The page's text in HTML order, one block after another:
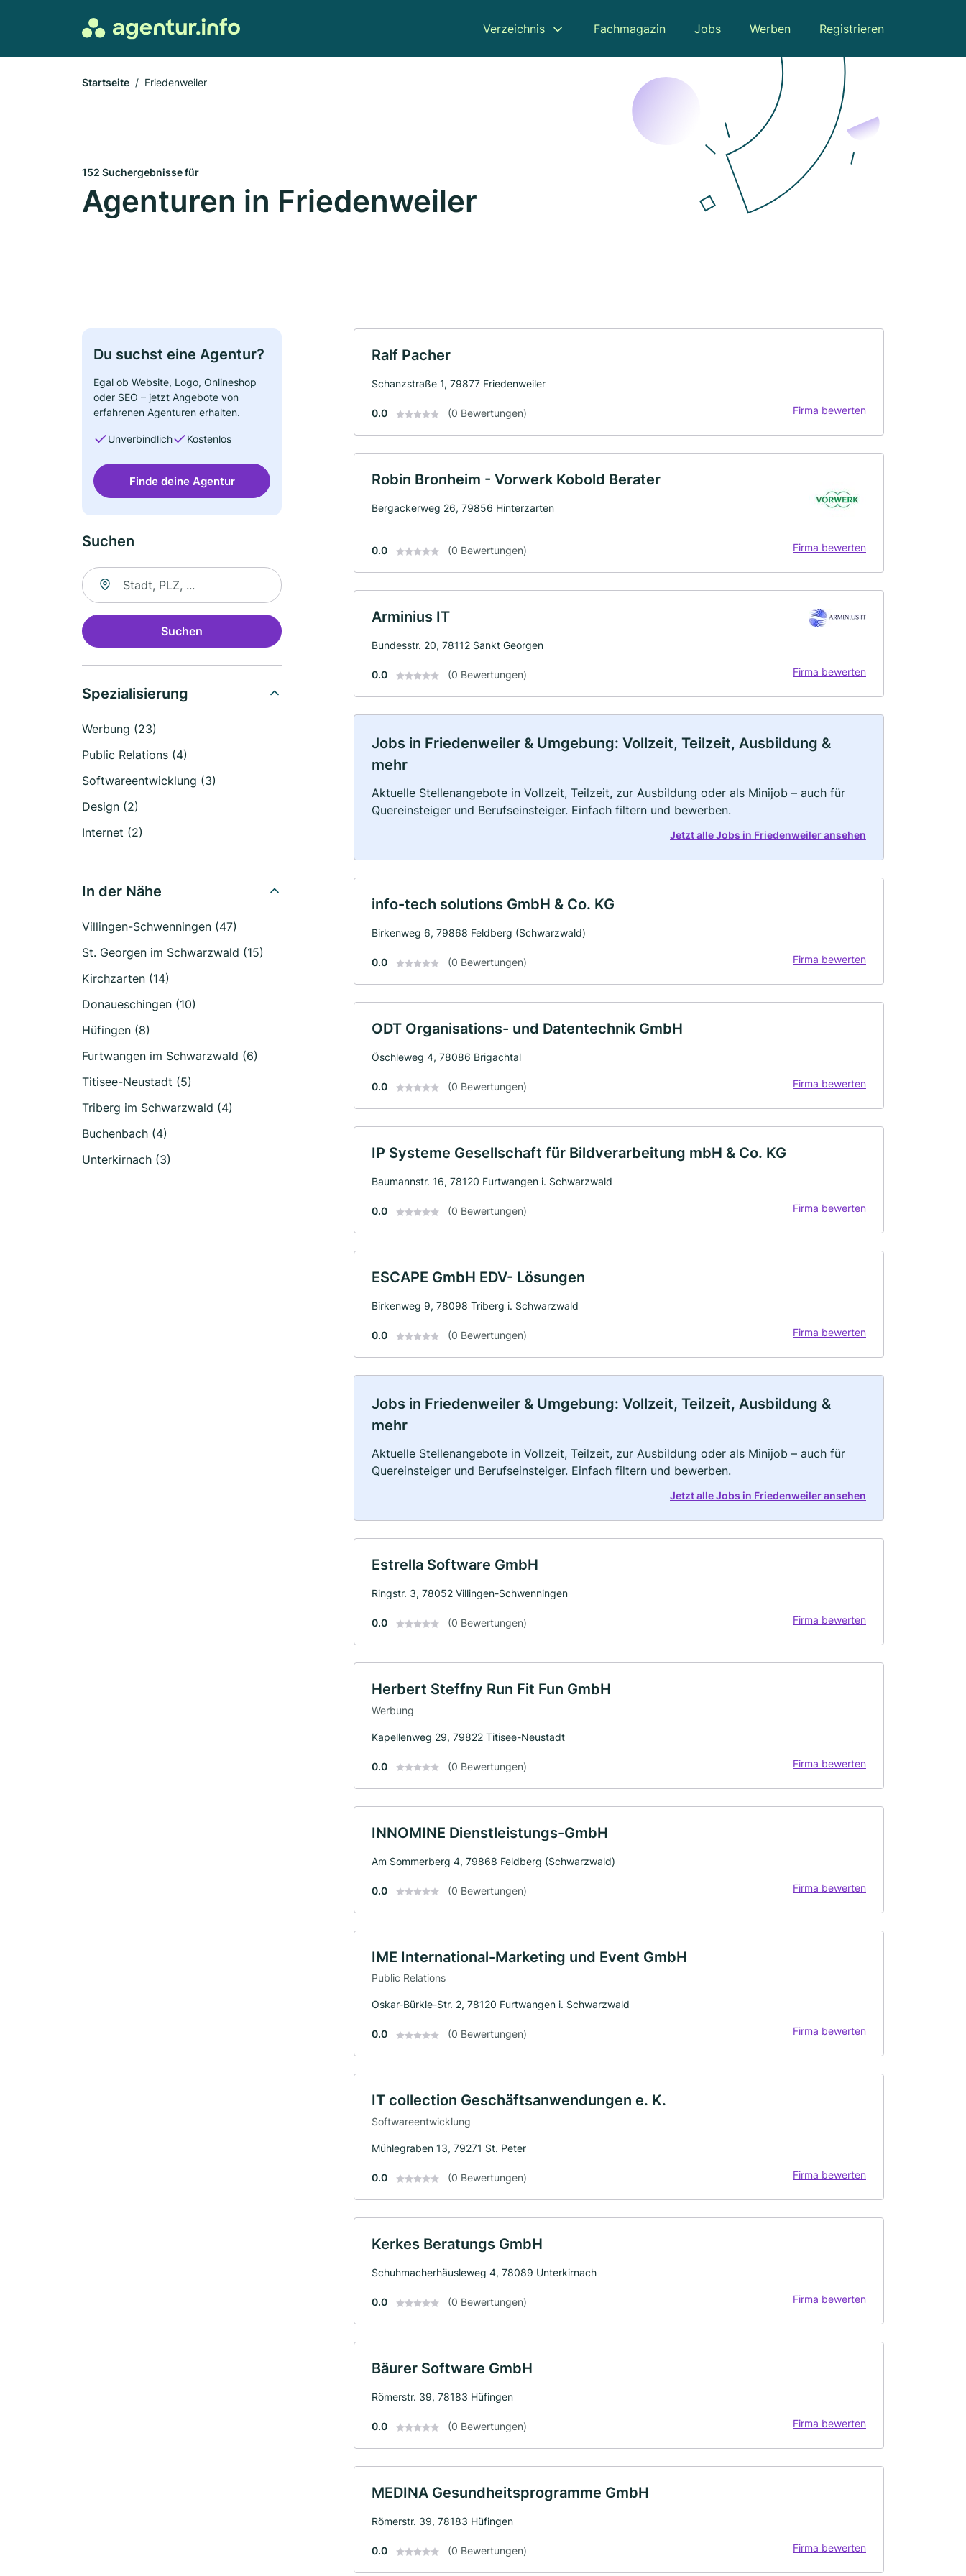
Verzeichnis Fachmagazin Jobs Werben Registrieren
Startseite Friedenweiler
152 Suchergebnisse für
Agenturen in Friedenweiler
Du suchst eine Agentur?
Egal ob Website, Logo, Onlineshop
oder SEO – jetzt Angebote von
erfahrenen Agenturen erhalten.
Unverbindlich Kostenlos
Finde deine Agentur
Suchen
Suche nach Ort
Suchen
Spezialisierung
Werbung (23)
Public Relations (4)
Softwareentwicklung (3)
Design (2)
Internet (2)
In der Nähe
Villingen-Schwenningen (47)
St. Georgen im Schwarzwald (15)
Kirchzarten (14)
Donaueschingen (10)
Hüfingen (8)
Furtwangen im Schwarzwald (6)
Titisee-Neustadt (5)
Triberg im Schwarzwald (4)
Buchenbach (4)
Unterkirnach (3)
Ralf Pacher
Schanzstraße 1, 79877 Friedenweiler
0.0 (0 Bewertungen) Firma bewerten
Robin Bronheim - Vorwerk Kobold Berater
Bergackerweg 26, 79856 Hinterzarten
0.0 (0 Bewertungen) Firma bewerten
Arminius IT
Bundesstr. 20, 78112 Sankt Georgen
0.0 (0 Bewertungen) Firma bewerten
Jobs in Friedenweiler & Umgebung: Vollzeit, Teilzeit, Ausbildung &
mehr
Aktuelle Stellenangebote in Vollzeit, Teilzeit, zur Ausbildung oder als Minijob – auch für
Quereinsteiger und Berufseinsteiger. Einfach filtern und bewerben.
Jetzt alle Jobs in Friedenweiler ansehen
info-tech solutions GmbH & Co. KG
Birkenweg 6, 79868 Feldberg (Schwarzwald)
0.0 (0 Bewertungen) Firma bewerten
ODT Organisations- und Datentechnik GmbH
Öschleweg 4, 78086 Brigachtal
0.0 (0 Bewertungen) Firma bewerten
IP Systeme Gesellschaft für Bildverarbeitung mbH & Co. KG
Baumannstr. 16, 78120 Furtwangen i. Schwarzwald
0.0 (0 Bewertungen) Firma bewerten
ESCAPE GmbH EDV- Lösungen
Birkenweg 9, 78098 Triberg i. Schwarzwald
0.0 (0 Bewertungen) Firma bewerten
Jobs in Friedenweiler & Umgebung: Vollzeit, Teilzeit, Ausbildung &
mehr
Aktuelle Stellenangebote in Vollzeit, Teilzeit, zur Ausbildung oder als Minijob – auch für
Quereinsteiger und Berufseinsteiger. Einfach filtern und bewerben.
Jetzt alle Jobs in Friedenweiler ansehen
Estrella Software GmbH
Ringstr. 3, 78052 Villingen-Schwenningen
0.0 (0 Bewertungen) Firma bewerten
Herbert Steffny Run Fit Fun GmbH
Werbung
Kapellenweg 29, 79822 Titisee-Neustadt
0.0 (0 Bewertungen) Firma bewerten
INNOMINE Dienstleistungs-GmbH
Am Sommerberg 4, 79868 Feldberg (Schwarzwald)
0.0 (0 Bewertungen) Firma bewerten
IME International-Marketing und Event GmbH
Public Relations
Oskar-Bürkle-Str. 2, 78120 Furtwangen i. Schwarzwald
0.0 (0 Bewertungen) Firma bewerten
IT collection Geschäftsanwendungen e. K.
Softwareentwicklung
Mühlegraben 13, 79271 St. Peter
0.0 (0 Bewertungen) Firma bewerten
Kerkes Beratungs GmbH
Schuhmacherhäusleweg 4, 78089 Unterkirnach
0.0 (0 Bewertungen) Firma bewerten
Bäurer Software GmbH
Römerstr. 39, 78183 Hüfingen
0.0 (0 Bewertungen) Firma bewerten
MEDINA Gesundheitsprogramme GmbH
Römerstr. 39, 78183 Hüfingen
0.0 (0 Bewertungen) Firma bewerten